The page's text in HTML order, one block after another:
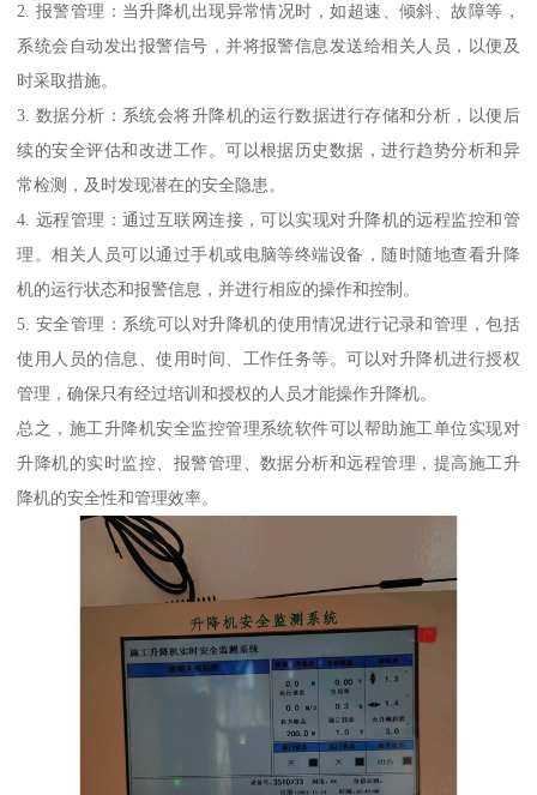
2. 报警管理：当升降机出现异常情况时，如超速、倾斜、故障等，
系统会自动发出报警信号，并将报警信息发送给相关人员，以便及
时采取措施。
3. 数据分析：系统会将升降机的运行数据进行存储和分析，以便后
续的安全评估和改进工作。可以根据历史数据，进行趋势分析和异
常检测，及时发现潜在的安全隐患。
4. 远程管理：通过互联网连接，可以实现对升降机的远程监控和管
理。相关人员可以通过手机或电脑等终端设备，随时随地查看升降
机的运行状态和报警信息，并进行相应的操作和控制。
5. 安全管理：系统可以对升降机的使用情况进行记录和管理，包括
使用人员的信息、使用时间、工作任务等。可以对升降机进行授权
管理，确保只有经过培训和授权的人员才能操作升降机。
总之，施工升降机安全监控管理系统软件可以帮助施工单位实现对
升降机的实时监控、报警管理、数据分析和远程管理，提高施工升
降机的安全性和管理效率。